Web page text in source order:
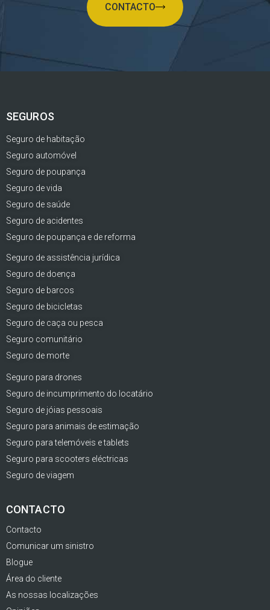
CONTACTO
SEGUROS
Seguro de habitação
Seguro automóvel
Seguro de poupança
Seguro de vida
Seguro de saúde
Seguro de acidentes
Seguro de poupança e de reforma
Seguro de assistência jurídica
Seguro de doença
Seguro de barcos
Seguro de bicicletas
Seguro de caça ou pesca
Seguro comunitário
Seguro de morte
Seguro para drones
Seguro de incumprimento do locatário
Seguro de jóias pessoais
Seguro para animais de estimação
Seguro para telemóveis e tablets
Seguro para scooters eléctricas
Seguro de viagem
CONTACTO
Contacto
Comunicar um sinistro
Blogue
Área do cliente
As nossas localizações